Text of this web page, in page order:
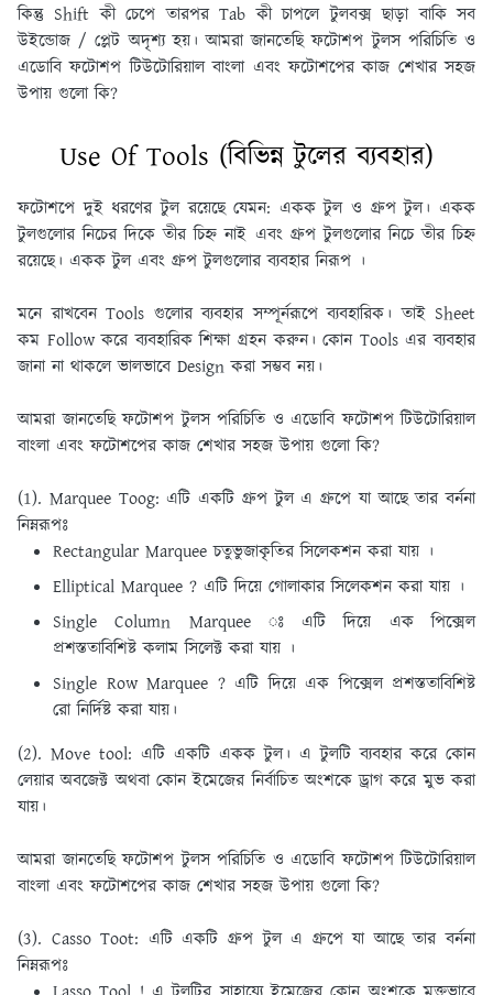
কিন্তু Shift কী চেপে তারপর Tab কী চাপলে টুলবক্স ছাড়া বাকি সব
উইন্ডােজ / প্লেট অদৃশ্য হয়। আমরা জানতেছি ফটোশপ টুলস পরিচিতি ও
এডোবি ফটোশপ টিউটোরিয়াল বাংলা এবং ফটোশপের কাজ শেখার সহজ
উপায় গুলো কি?
Use Of Tools (বিভিন্ন টুলের ব্যবহার)
ফটোশপে দুই ধরণের টুল রয়েছে যেমন: একক টুল ও গ্রুপ টুল। একক
টুলগুলাের নিচের দিকে তীর চিহ্ন নাই এবং গ্রুপ টুলগুলাের নিচে তীর চিহ্ন
রয়েছে। একক টুল এবং গ্রুপ টুলগুলাের ব্যবহার নিরূপ ।
মনে রাখবেন Tools গুলাের ব্যবহার সম্পূর্নরূপে ব্যবহারিক। তাই Sheet
কম Follow করে ব্যবহারিক শিক্ষা গ্রহন করুন। কোন Tools এর ব্যবহার
জানা না থাকলে ভালভাবে Design করা সম্ভব নয়।
আমরা জানতেছি ফটোশপ টুলস পরিচিতি ও এডোবি ফটোশপ টিউটোরিয়াল
বাংলা এবং ফটোশপের কাজ শেখার সহজ উপায় গুলো কি?
(1). Marquee Toog:এটি একটি গ্রুপ টুল এ গ্রুপে যা আছে তার বর্ননা
নিম্নরূপঃ
Rectangular Marquee চতুভুজাকৃতির সিলেকশন করা যায় ।
Elliptical Marquee ? এটি দিয়ে গােলাকার সিলেকশন করা যায় ।
Single Column Marquee ঃ এটি দিয়ে এক পিক্সেল
প্রশস্ততাবিশিষ্ট কলাম সিলেক্ট করা যায় ।
Single Row Marquee ? এটি দিয়ে এক পিক্সেল প্রশস্ততাবিশিষ্ট
রাে নির্দিষ্ট করা যায়।
(2). Move tool: এটি একটি একক টুল। এ টুলটি ব্যবহার করে কোন
লেয়ার অবজেক্ট অথবা কোন ইমেজের নির্বাচিত অংশকে ড্রাগ করে মুভ করা
যায়।
আমরা জানতেছি ফটোশপ টুলস পরিচিতি ও এডোবি ফটোশপ টিউটোরিয়াল
বাংলা এবং ফটোশপের কাজ শেখার সহজ উপায় গুলো কি?
(3). Casso Toot: এটি একটি গ্রুপ টুল এ গ্রুপে যা আছে তার বর্ননা
নিম্নরূপঃ